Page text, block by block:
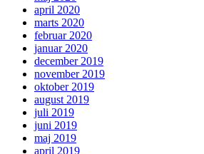
april 2020
marts 2020
februar 2020
januar 2020
december 2019
november 2019
oktober 2019
august 2019
juli 2019
juni 2019
maj 2019
april 2019